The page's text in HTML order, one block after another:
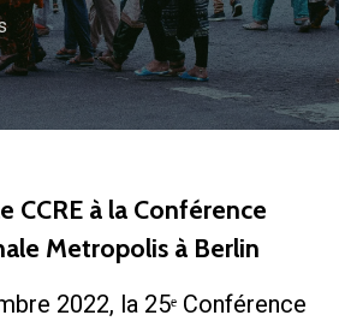
CCRE à la Conférence
Metropolis à Berlin
2022, la 25ᵉ Conférence